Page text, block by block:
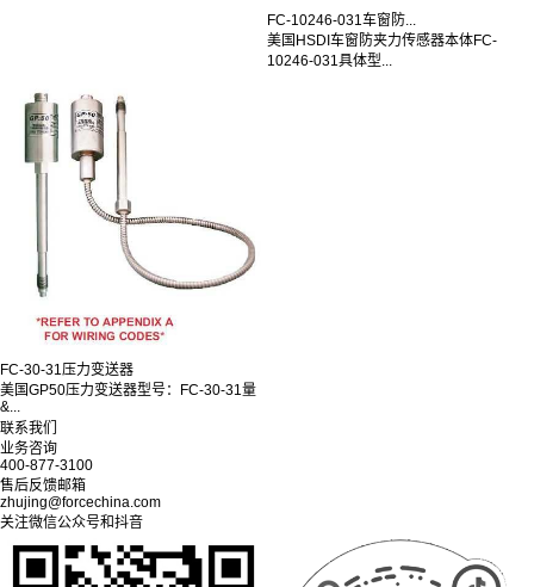
FC-10246-031车窗防...
美国HSDI车窗防夹力传感器本体FC-
10246-031具体型...
FC-30-31压力变送器
美国GP50压力变送器型号：FC-30-31量
&...
联系我们
业务咨询
400-877-3100
售后反馈邮箱
zhujing@forcechina.com
关注微信公众号和抖音